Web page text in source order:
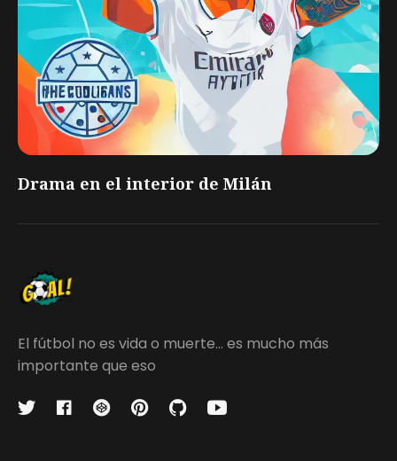
Drama en el interior de Milán
El fútbol no es vida o muerte... es mucho más
importante que eso